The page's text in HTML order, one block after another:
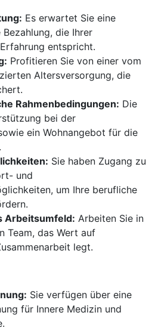
Es erwartet Sie eine
die Ihrer
entspricht.
Profitieren Sie von einer vom
Altersversorgung, die
Rahmenbedingungen: Die
bei der
ein Wohnangebot für die
Sie haben Zugang zu
und
um Ihre berufliche
Arbeitsumfeld: Arbeiten Sie in
Team, das Wert auf
legt.
Sie verfügen über eine
für Innere Medizin und